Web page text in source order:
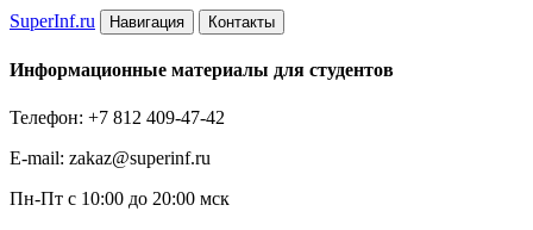
SuperInf.ru Навигация Контакты
Информационные материалы для студентов
Телефон: +7 812 409-47-42
E-mail: zakaz@superinf.ru
Пн-Пт с 10:00 до 20:00 мск